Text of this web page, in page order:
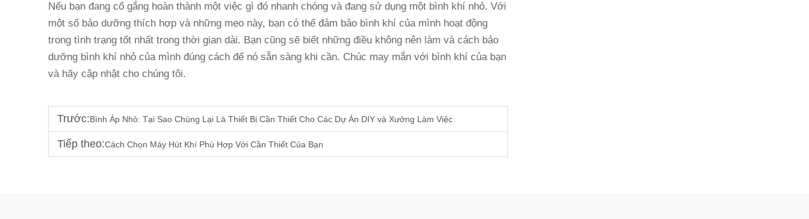
Nếu bạn đang cố gắng hoàn thành một việc gì đó nhanh chóng và đang sử dụng một bình khí nhỏ. Với
một số bảo dưỡng thích hợp và những mẹo này, bạn có thể đảm bảo bình khí của mình hoạt động
trong tình trạng tốt nhất trong thời gian dài. Bạn cũng sẽ biết những điều không nên làm và cách bảo
dưỡng bình khí nhỏ của mình đúng cách để nó sẵn sàng khi cần. Chúc may mắn với bình khí của bạn
và hãy cập nhật cho chúng tôi.
Trước:Bình Áp Nhỏ: Tại Sao Chúng Lại Là Thiết Bị Cần Thiết Cho Các Dự Án DIY và Xưởng Làm Việc
Tiếp theo:Cách Chọn Máy Hút Khí Phù Hợp Với Cần Thiết Của Bạn